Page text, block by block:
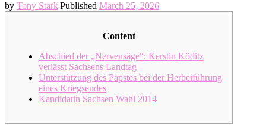
by Tony Stark|Published March 25, 2026
Content
Abschied der „Nervensäge“: Kerstin Köditz
verlässt Sachsens Landtag
Unterstützung des Papstes bei der Herbeiführung
eines Kriegsendes
Kandidatin Sachsen Wahl 2014